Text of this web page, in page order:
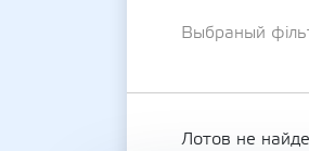
Выбраный
Лотов не